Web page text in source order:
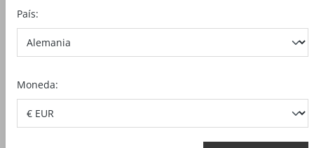
País:
Moneda: